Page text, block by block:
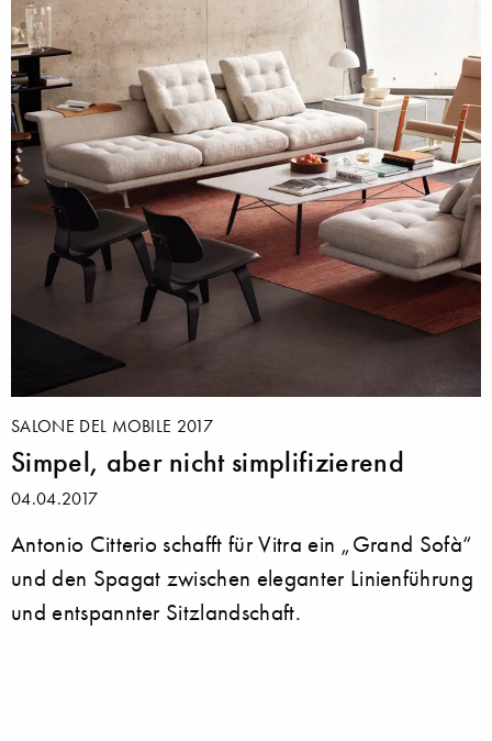
SALONE DEL MOBILE 2017
Simpel, aber nicht simplifizierend
04.04.2017
Antonio Citterio schafft für Vitra ein „Grand Sofà“
und den Spagat zwischen eleganter Linienführung
und entspannter Sitzlandschaft.